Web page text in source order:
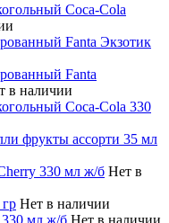
Coca-Cola
Fanta Экзотик
Fanta
в наличии
Coca-Cola 330
фрукты ассорти 35 мл
330 мл ж/б Нет в
Нет в наличии
330 мл ж/б Нет в наличии